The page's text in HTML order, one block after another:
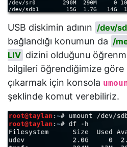
USB diskimin adının /dev/
bağlandığı konumun da /
LIV dizini olduğunu
bilgileri öğrendiğimize göre
çıkarmak için konsola
şeklinde komut verebiliriz.